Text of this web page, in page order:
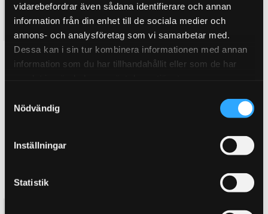
vidarebefordrar även sådana identifierare och annan
information från din enhet till de sociala medier och
annons- och analysföretag som vi samarbetar med.
Dessa kan i sin tur kombinera informationen med annan
information som du har tillhandahållit eller som de har
Nödvändig
Inställningar
Statistik
1,3mm
2 395
Add to favorites
3,55mm
2 995
Add to favorites
Topplockspackning Cometic